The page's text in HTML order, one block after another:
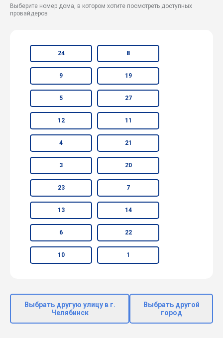
Выберите номер дома, в котором хотите посмотреть доступных
провайдеров
24 8
9 19
5 27
12 11
4 21
3 20
23 7
13 14
6 22
10 1
Выбрать другую улицу в г.
Челябинск
Выбрать другой
город